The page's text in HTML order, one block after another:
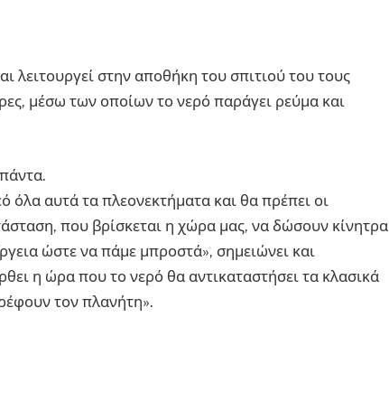
λειτουργεί στην αποθήκη του σπιτιού του τους
μέσω των οποίων το νερό παράγει ρεύμα και
αυτά τα πλεονεκτήματα και θα πρέπει οι
που βρίσκεται η χώρα μας, να δώσουν κίνητρα
ώστε να πάμε μπροστά», σημειώνει και
η ώρα που το νερό θα αντικαταστήσει τα κλασικά
τον πλανήτη».